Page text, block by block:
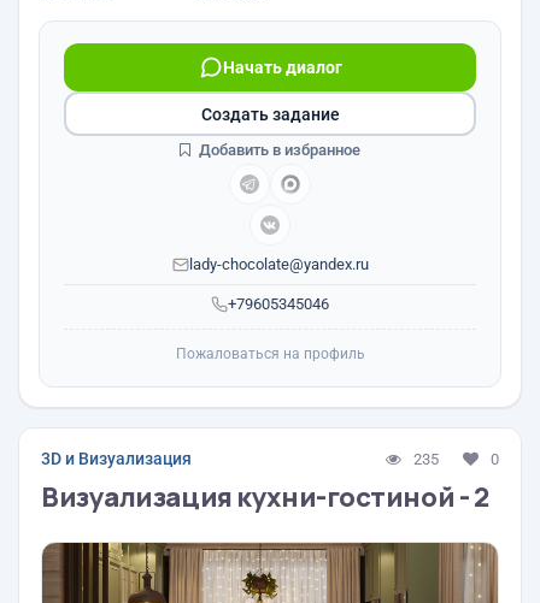
+79605345046
Начать диалог
lady-chocolate@yandex.ru
Создать задание
Добавить в избранное
Пожаловаться на профиль
3D и Визуализация 235 0
Визуализация кухни-гостиной - 2